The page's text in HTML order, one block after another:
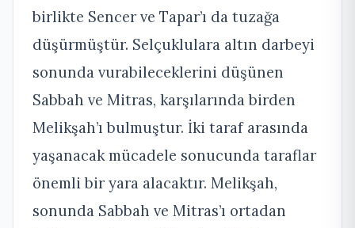
birlikte Sencer ve Tapar’ı da tuzağa
düşürmüştür. Selçuklulara altın darbeyi
sonunda vurabileceklerini düşünen
Sabbah ve Mitras, karşılarında birden
Melikşah’ı bulmuştur. İki taraf arasında
yaşanacak mücadele sonucunda taraflar
önemli bir yara alacaktır. Melikşah,
sonunda Sabbah ve Mitras’ı ortadan